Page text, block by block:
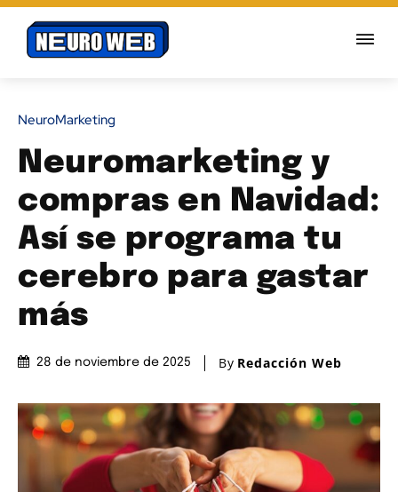
NeuroMarketing
Neuromarketing y
compras en Navidad:
Así se programa tu
cerebro para gastar
más
28 de noviembre de 2025 By Redacción Web